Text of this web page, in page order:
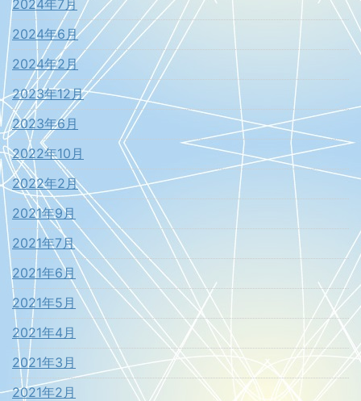
2024年7月
2024年6月
2024年2月
2023年12月
2023年6月
2022年10月
2022年2月
2021年9月
2021年7月
2021年6月
2021年5月
2021年4月
2021年3月
2021年2月